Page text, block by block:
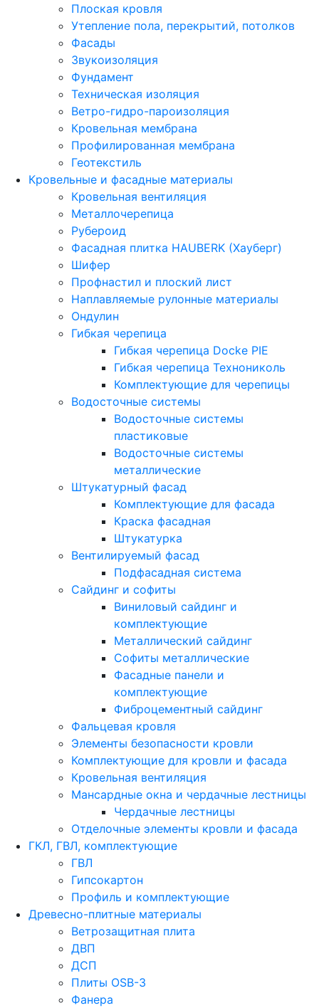
Плоская кровля
Утепление пола, перекрытий, потолков
Фасады
Звукоизоляция
Фундамент
Техническая изоляция
Ветро-гидро-пароизоляция
Кровельная мембрана
Профилированная мембрана
Геотекстиль
Кровельные и фасадные материалы
Кровельная вентиляция
Металлочерепица
Рубероид
Фасадная плитка HAUBERK (Хауберг)
Шифер
Профнастил и плоский лист
Наплавляемые рулонные материалы
Ондулин
Гибкая черепица
Гибкая черепица Docke PIE
Гибкая черепица Технониколь
Комплектующие для черепицы
Водосточные системы
Водосточные системы
пластиковые
Водосточные системы
металлические
Штукатурный фасад
Комплектующие для фасада
Краска фасадная
Штукатурка
Вентилируемый фасад
Подфасадная система
Сайдинг и софиты
Виниловый сайдинг и
комплектующие
Металлический сайдинг
Софиты металлические
Фасадные панели и
комплектующие
Фиброцементный сайдинг
Фальцевая кровля
Элементы безопасности кровли
Комплектующие для кровли и фасада
Кровельная вентиляция
Мансардные окна и чердачные лестницы
Чердачные лестницы
Отделочные элементы кровли и фасада
ГКЛ, ГВЛ, комплектующие
ГВЛ
Гипсокартон
Профиль и комплектующие
Древесно-плитные материалы
Ветрозащитная плита
ДВП
ДСП
Плиты OSB-3
Фанера